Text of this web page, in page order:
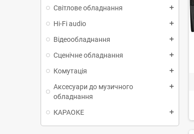
Світлове обладнання add
Hi-Fi audio add
Відеообладнання add
Сценічне обладнання add
Комутація add
Аксесуари до музичного
обладнання
add
КАРАОКЕ add